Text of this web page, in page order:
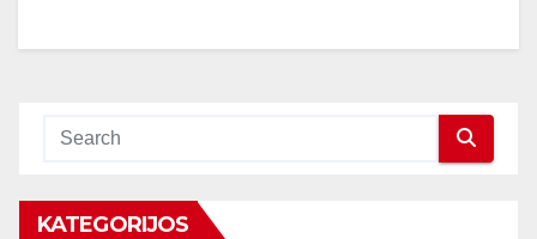
KATEGORIJOS